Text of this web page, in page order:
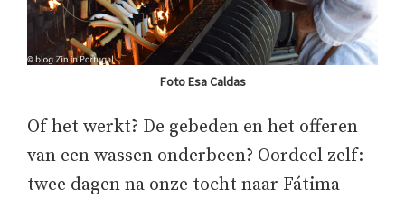
Foto Esa Caldas
Of het werkt? De gebeden en het offeren
van een wassen onderbeen? Oordeel zelf:
twee dagen na onze tocht naar Fátima